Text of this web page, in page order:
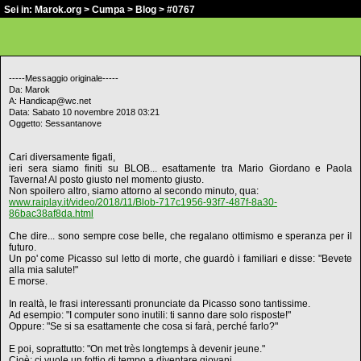
Sei in: Marok.org > Cumpa > Blog > #0767
-----Messaggio originale-----
Da: Marok
A: Handicap@wc.net
Data: Sabato 10 novembre 2018 03:21
Oggetto: Sessantanove
Cari diversamente figati,
ieri sera siamo finiti su BLOB... esattamente tra Mario Giordano e Paola
Taverna! Al posto giusto nel momento giusto.
Non spoilero altro, siamo attorno al secondo minuto, qua:
www.raiplay.it/video/2018/11/Blob-717c1956-93f7-487f-8a30-
86bac38af8da.html
Che dire... sono sempre cose belle, che regalano ottimismo e speranza per il
futuro.
Un po' come Picasso sul letto di morte, che guardò i familiari e disse: "Bevete
alla mia salute!"
E morse.
In realtà, le frasi interessanti pronunciate da Picasso sono tantissime.
Ad esempio: "I computer sono inutili: ti sanno dare solo risposte!"
Oppure: "Se si sa esattamente che cosa si farà, perché farlo?"
E poi, soprattutto: "On met très longtemps à devenir jeune."